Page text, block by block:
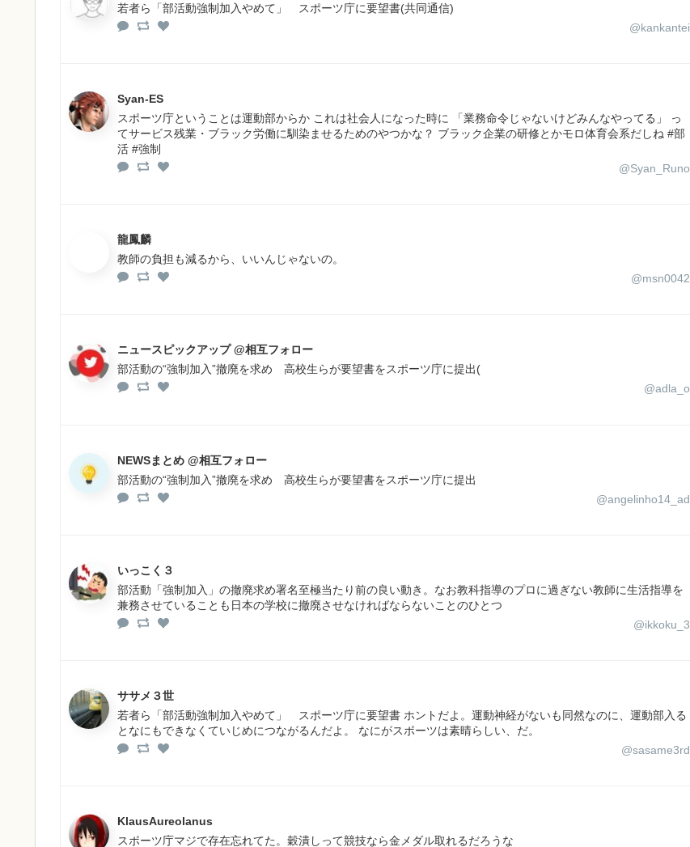
若者ら「部活動強制加入やめて」 スポーツ庁に要望書(共同通信)
@kankantei
Syan-ES
スポーツ庁ということは運動部からか これは社会人になった時に 「業務命令じゃないけどみんなやってる」 っ
てサービス残業・ブラック労働に馴染ませるためのやつかな？ ブラック企業の研修とかモロ体育会系だしね #部
活 #強制
@Syan_Runo
龍鳳麟
教師の負担も減るから、いいんじゃないの。
@msn0042
ニュースピックアップ @相互フォロー
部活動の“強制加入”撤廃を求め 高校生らが要望書をスポーツ庁に提出(
@adla_o
NEWSまとめ @相互フォロー
部活動の“強制加入”撤廃を求め 高校生らが要望書をスポーツ庁に提出
@angelinho14_ad
いっこく３
部活動「強制加入」の撤廃求め署名至極当たり前の良い動き。なお教科指導のプロに過ぎない教師に生活指導を
兼務させていることも日本の学校に撤廃させなければならないことのひとつ
@ikkoku_3
ササメ３世
若者ら「部活動強制加入やめて」 スポーツ庁に要望書 ホントだよ。運動神経がないも同然なのに、運動部入る
となにもできなくていじめにつながるんだよ。 なにがスポーツは素晴らしい、だ。
@sasame3rd
KlausAureolanus
スポーツ庁マジで存在忘れてた。穀潰しって競技なら金メダル取れるだろうな